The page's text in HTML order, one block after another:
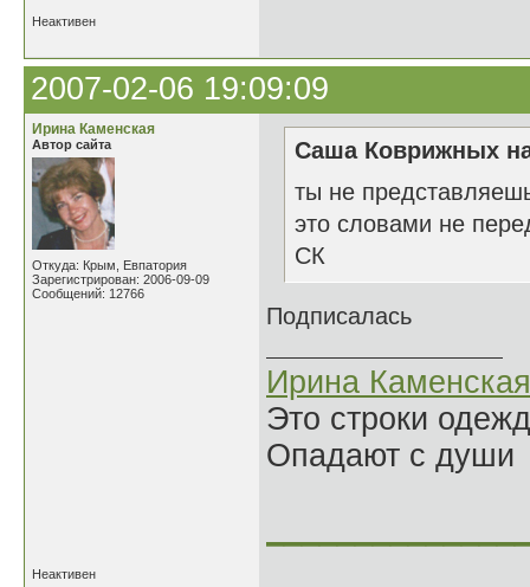
Неактивен
2007-02-06 19:09:09
Ирина Каменская
Автор сайта
Откуда: Крым, Евпатория
Зарегистрирован: 2006-09-09
Сообщений: 12766
Саша Коврижных
ты не
это словами не
СК
Подписалась
Ирина Каменская
Это строки
Опадают с души
Неактивен